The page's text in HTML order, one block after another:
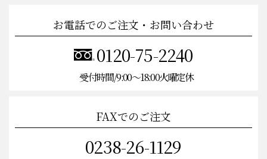
お電話でのご注文・お問い合わせ
0120-75-2240
受付時間/9:00〜18:00火曜定休
FAXでのご注文
0238-26-1129